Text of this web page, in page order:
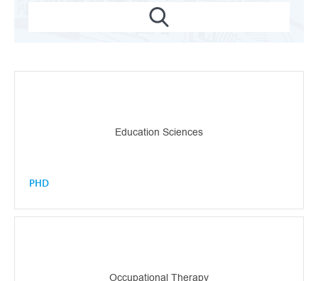
Education Sciences
PHD
Occupational Therapy